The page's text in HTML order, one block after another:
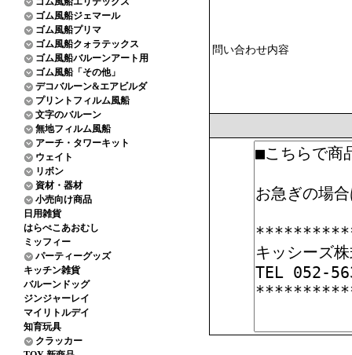
ゴム風船ジェマール
ゴム風船プリマ
ゴム風船クォラテックス
ゴム風船バルーンアート用
ゴム風船「その他」
デコバルーン&エアビルダ
プリントフィルム風船
文字のバルーン
無地フィルム風船
アーチ・タワーキット
ウェイト
リボン
資材・器材
小売向け商品
日用雑貨
はらぺこあおむし
ミッフィー
パーティーグッズ
キッチン雑貨
バルーンドッグ
ジンジャーレイ
マイリトルデイ
知育玩具
クラッカー
問い合わせ内容